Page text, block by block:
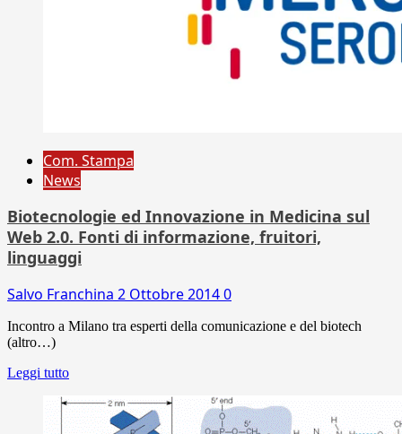
Com. Stampa
News
Biotecnologie ed Innovazione in Medicina sul
Web 2.0. Fonti di informazione, fruitori,
linguaggi
Salvo Franchina 2 Ottobre 20140
Incontro a Milano tra esperti della comunicazione e del biotech
(altro…)
Leggi tutto